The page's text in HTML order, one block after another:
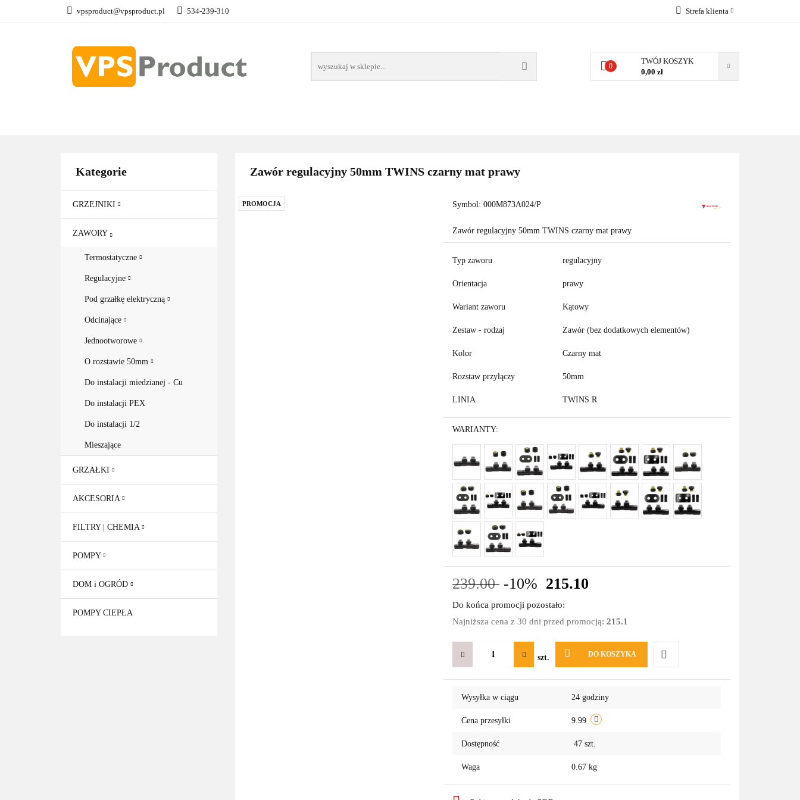
vpsproduct@vpsproduct.pl 534-239-310 Strefa klienta
Zarejestruj się
0
TWÓJ KOSZYK
0,00 zł
GRZEJNIKI
Kategorie
GRZEJNIKI
ZAWORY
Termostatyczne
Regulacyjne
Pod grzałkę elektryczną
Odcinające
Jednootworowe
O rozstawie 50mm
Do instalacji miedzianej - Cu
Do instalacji PEX
Do instalacji 1/2
Mieszające
GRZAŁKI
AKCESORIA
FILTRY | CHEMIA
POMPY
DOM i OGRÓD
POMPY CIEPŁA
Zawór regulacyjny 50mm TWINS czarny mat prawy
PROMOCJA Symbol:000M873A024/P
Zawór regulacyjny 50mm TWINS czarny mat prawy
Typ zaworu regulacyjny
Orientacja prawy
Wariant zaworu Kątowy
Zestaw - rodzaj Zawór (bez dodatkowych elementów)
Kolor Czarny mat
Rozstaw przyłączy 50mm
LINIA TWINS R
WARIANTY:
239.00 -10% 215.10
Do końca promocji pozostało:
Najniższa cena z 30 dni przed promocją:215.1
szt. DO KOSZYKA
Do
Wysyłka w ciągu 24 godziny
Cena przesyłki 9.99
Dostępność 47 szt.
Waga 0.67 kg